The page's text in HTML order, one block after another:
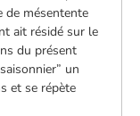
de mésentente
ait résidé sur le
du présent
un
et se répète